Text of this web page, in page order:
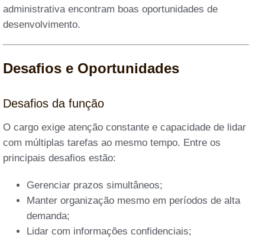
administrativa encontram boas oportunidades de
desenvolvimento.
Desafios e Oportunidades
Desafios da função
O cargo exige atenção constante e capacidade de lidar
com múltiplas tarefas ao mesmo tempo. Entre os
principais desafios estão:
Gerenciar prazos simultâneos;
Manter organização mesmo em períodos de alta
demanda;
Lidar com informações confidenciais;